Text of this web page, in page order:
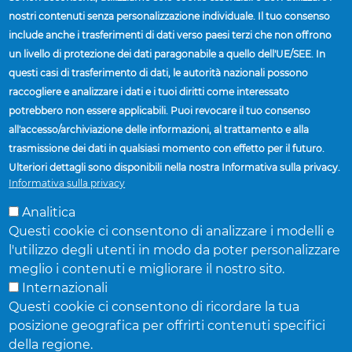
Breadcrumb
Home Facilities And Locations
FORNITORI
STABILIMENTI E SEDI
TROVA UN VENDITORE
NOTIZIA
Accuride Corporation,
© Accuride Corporation.Tutti i diritti riservati.Informativa sulla
privacy.
nostri contenuti senza personalizzazione individuale. Il tuo consenso
include anche i trasferimenti di dati verso paesi terzi che non offrono
un livello di protezione dei dati paragonabile a quello dell'UE/SEE. In
questi casi di trasferimento di dati, le autorità nazionali possono
raccogliere e analizzare i dati e i tuoi diritti come interessato
potrebbero non essere applicabili. Puoi revocare il tuo consenso
all'accesso/archiviazione delle informazioni, al trattamento e alla
trasmissione dei dati in qualsiasi momento con effetto per il futuro.
Ulteriori dettagli sono disponibili nella nostra Informativa sulla privacy.
Informativa sulla privacy
Analitica
Questi cookie ci consentono di analizzare i modelli e
l'utilizzo degli utenti in modo da poter personalizzare
meglio i contenuti e migliorare il nostro sito.
Internazionali
Questi cookie ci consentono di ricordare la tua
posizione geografica per offrirti contenuti specifici
della regione.